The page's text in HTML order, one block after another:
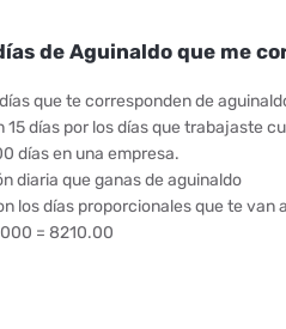
de Aguinaldo que me
que te corresponden de
días por los días que trabajaste
días en una empresa.
diaria que ganas de aguinaldo
los días proporcionales que te van
= 8210.00